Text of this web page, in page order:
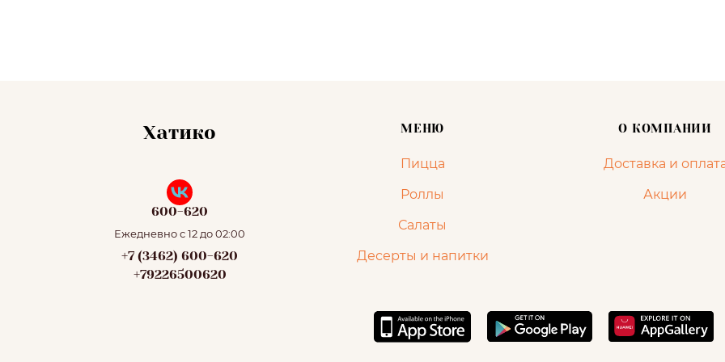
Хатико
600-620
Ежедневно с 12 до 02:00
+7 (3462) 600-620
+79226500620
МЕНЮ
Пицца
Роллы
Салаты
Десерты и напитки
О КОМПАНИИ
Доставка и
Акции